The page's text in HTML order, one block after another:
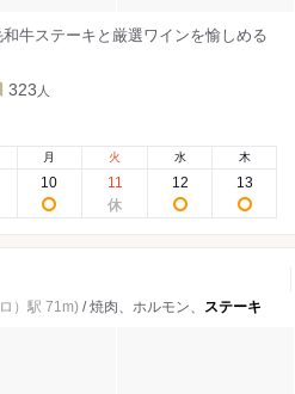
牛ステーキと厳選ワインを愉しめる
323 人
月
10
火
11
水
12
木
13
）駅 71m) / 焼肉、ホルモン、 ステーキ